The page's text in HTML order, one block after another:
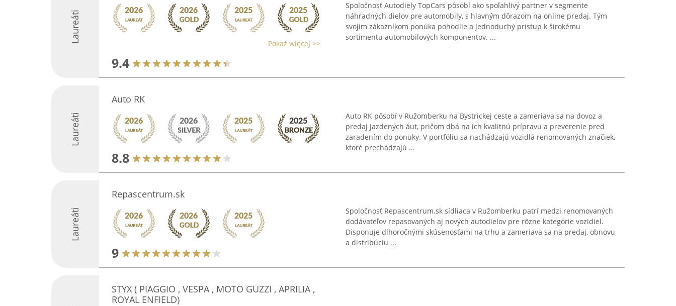
Laureáti Pokaż więcej >>
9.4
Spoločnosť Autodiely TopCars pôsobí ako spoľahlivý partner v segmente
náhradných dielov pre automobily, s hlavným dôrazom na online predaj. Tým
svojim zákazníkom ponúka pohodlie a jednoduchý prístup k širokému
sortimentu automobilových komponentov. ...
Laureáti
Auto RK
8.8
Auto RK pôsobí v Ružomberku na Bystrickej ceste a zameriava sa na dovoz a
predaj jazdených áut, pričom dbá na ich kvalitnú prípravu a preverenie pred
zaradením do ponuky. V portfóliu sa nachádzajú vozidlá renomovaných značiek,
ktoré prechádzajú ...
Laureáti
Repascentrum.sk
9
Spoločnosť Repascentrum.sk sídliaca v Ružomberku patrí medzi renomovaných
dodávateľov repasovaných aj nových autodielov pre rôzne kategórie vozidiel.
Disponuje dlhoročnými skúsenosťami na trhu a zameriava sa na predaj, obnovu
a distribúciu ...
STYX ( PIAGGIO , VESPA , MOTO GUZZI , APRILIA ,
ROYAL ENFIELD)